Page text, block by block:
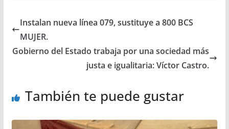
Instalan nueva línea 079, sustituye a 800 BCS
MUJER.
Gobierno del Estado trabaja por una sociedad más
justa e igualitaria: Víctor Castro.
También te puede gustar